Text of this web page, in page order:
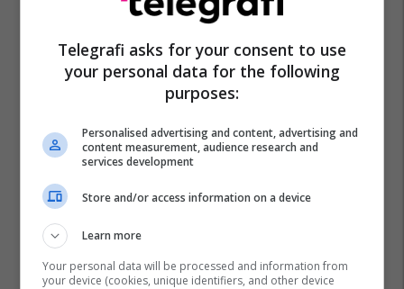
Telegrafi asks for your consent to use
your personal data for the following
purposes:
Personalised advertising and content, advertising and
content measurement, audience research and
services development
Store and/or access information on a device
Learn more
Your personal data will be processed and information from
your device (cookies, unique identifiers, and other device